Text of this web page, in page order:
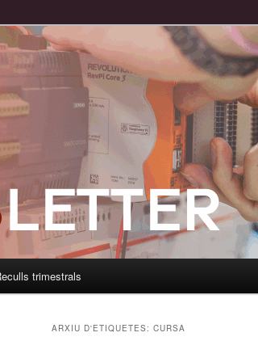
trimestrals
ARXIU D'ETIQUETES: CURSA